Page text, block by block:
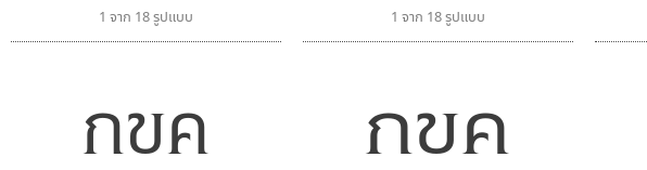
1 จาก 18 รูปแบบ 1 จาก 18 รูปแบบ
กขค กขค